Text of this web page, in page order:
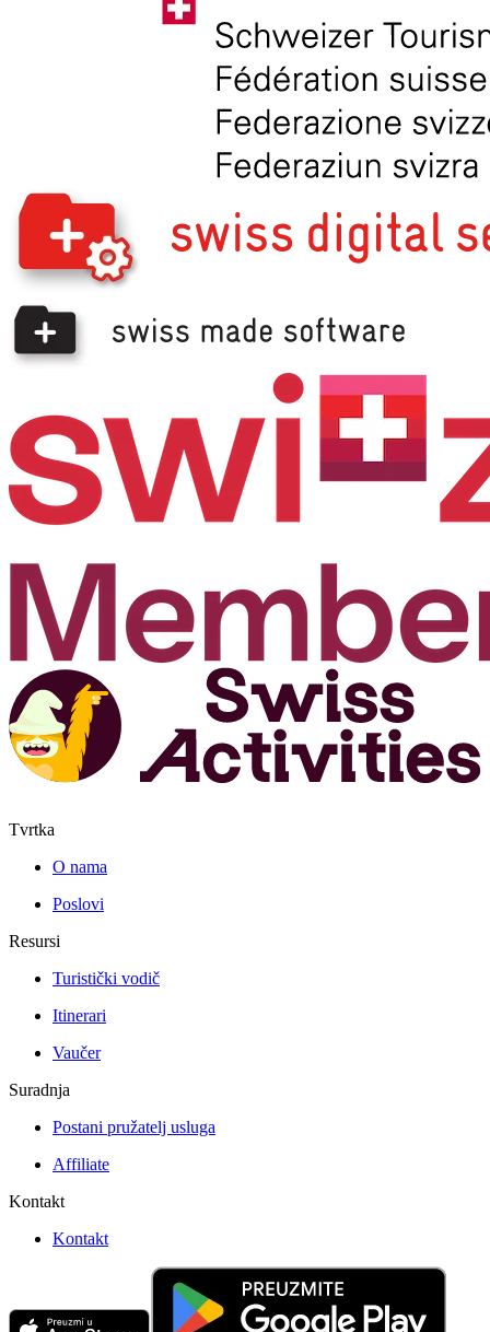
Tvrtka
O nama
Poslovi
Resursi
Turistički vodič
Itinerari
Vaučer
Suradnja
Postani pružatelj usluga
Affiliate
Kontakt
Kontakt